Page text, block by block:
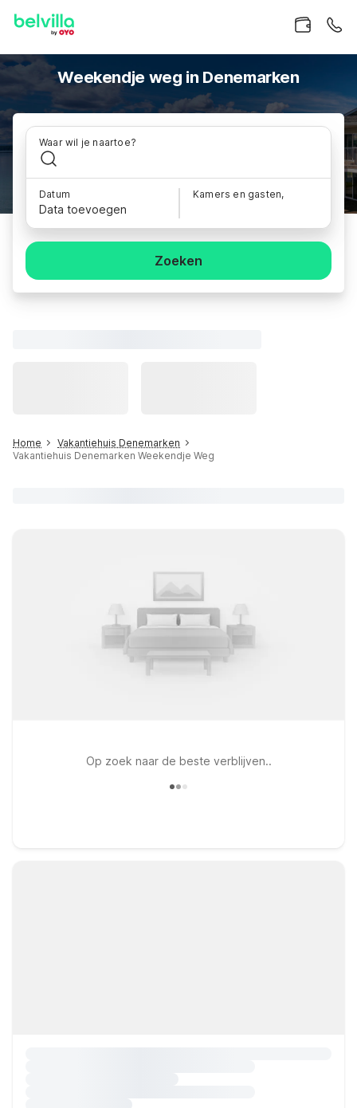
Weekendje weg in Denemarken
Waar wil je naartoe?
Datum
Data toevoegen
Kamers en gasten,
Zoeken
Home
Vakantiehuis Denemarken
Vakantiehuis Denemarken Weekendje Weg
Op zoek naar de beste verblijven..